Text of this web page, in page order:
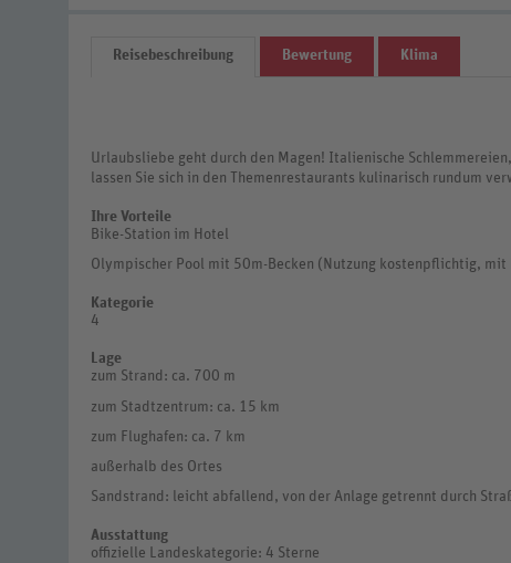
Reisebeschreibung Bewertung Klima
Urlaubsliebe geht durch den Magen! Italienische
lassen Sie sich in den Themenrestaurants kulinarisch rundum
Ihre Vorteile
Bike-Station im Hotel
Olympischer Pool mit 50m-Becken (Nutzung kostenpflichtig, mit
Kategorie
4
Lage
zum Strand: ca. 700 m
zum Stadtzentrum: ca. 15 km
zum Flughafen: ca. 7 km
außerhalb des Ortes
Sandstrand: leicht abfallend, von der Anlage getrennt durch
Ausstattung
offizielle Landeskategorie: 4 Sterne